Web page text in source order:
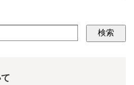
検索